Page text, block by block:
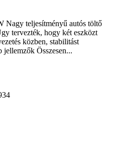
Nagy teljesítményű autós töltő
tervezték, hogy két eszközt
közben, stabilitást
jellemzők Összesen...